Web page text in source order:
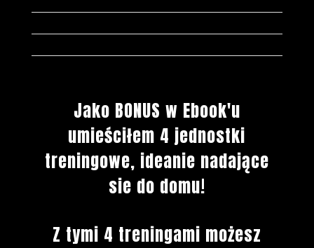
Jako BONUS w Ebook'u
umieściłem 4 jednostki
treningowe, ideanie nadające
sie do domu!
Z tymi 4 treningami możesz